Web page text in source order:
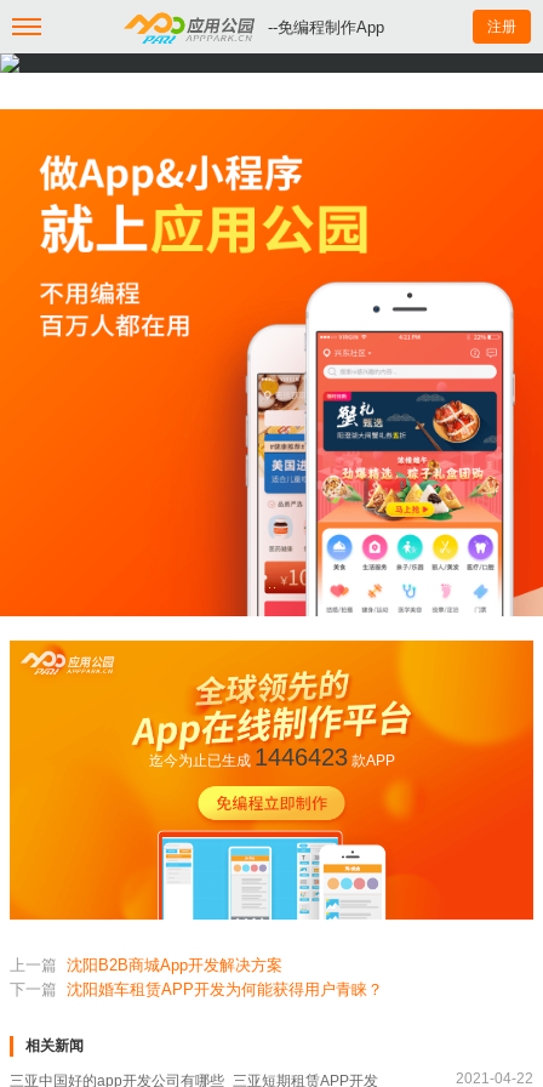
--免编程制作App 注册
迄今为止已生成 1446423款APP
上一篇 沈阳B2B商城App开发解决方案
下一篇 沈阳婚车租赁APP开发为何能获得用户青睐？
相关新闻
三亚中国好的app开发公司有哪些_三亚短期租赁APP开发 2021-04-22